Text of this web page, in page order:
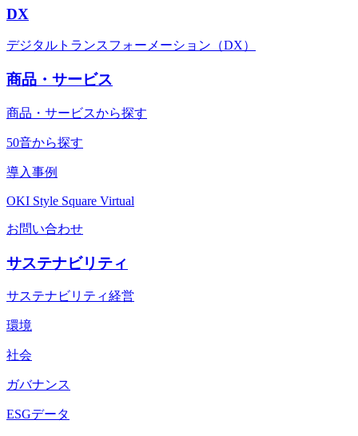
DX
デジタルトランスフォーメーション（DX）
商品・サービス
商品・サービスから探す
50音から探す
導入事例
OKI Style Square Virtual
お問い合わせ
サステナビリティ
サステナビリティ経営
環境
社会
ガバナンス
ESGデータ